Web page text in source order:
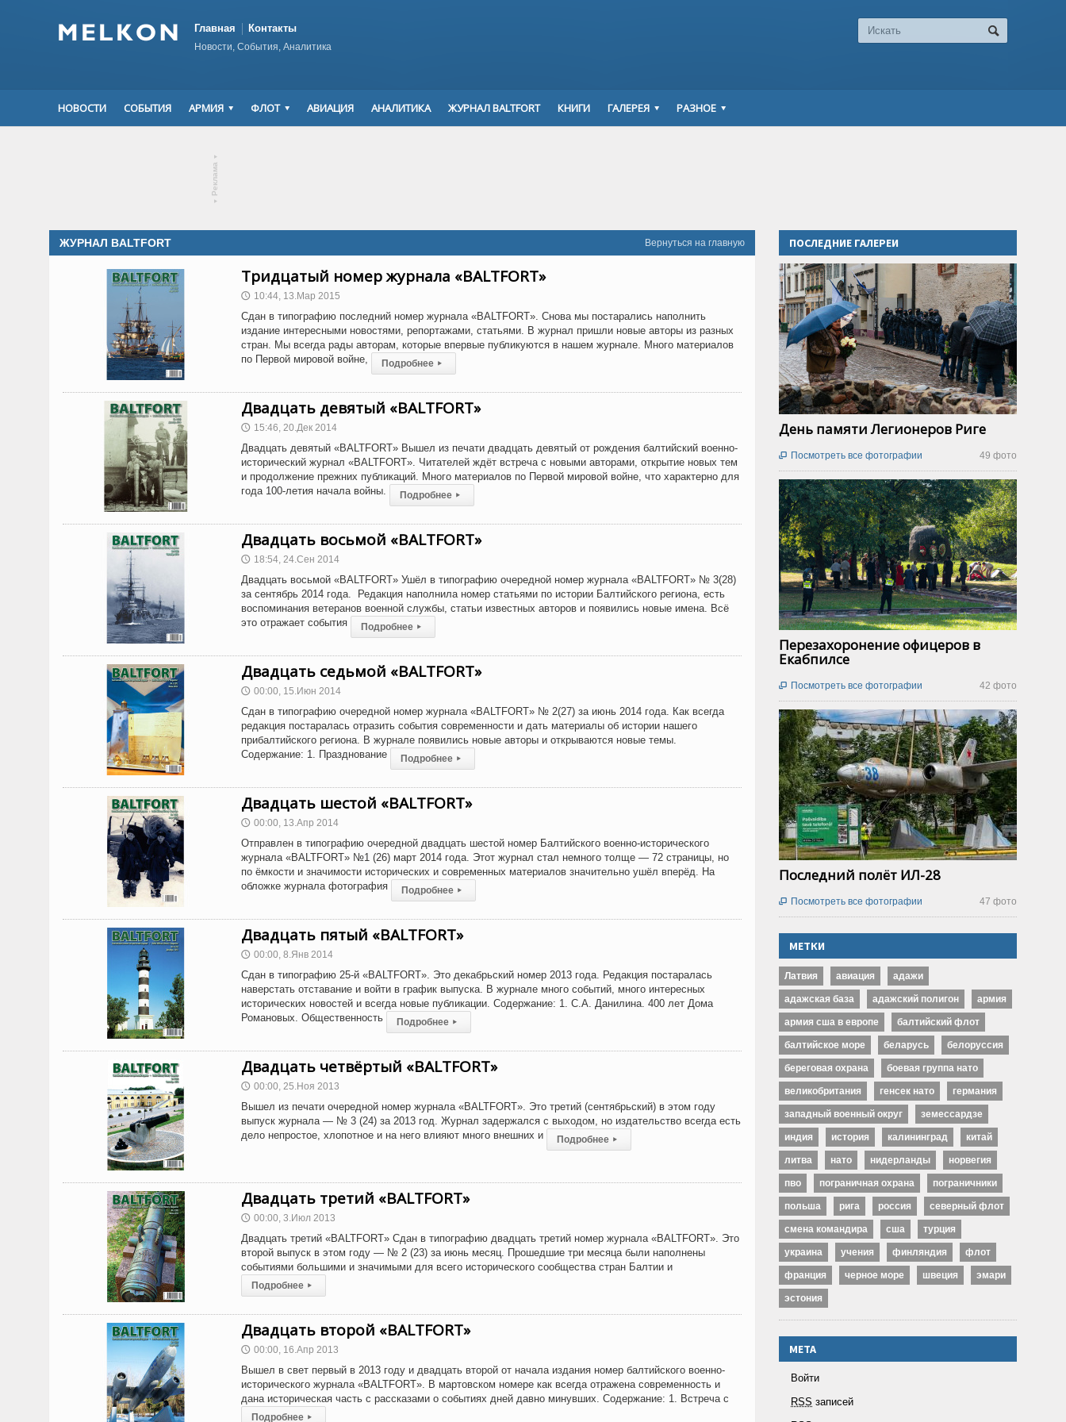
Главная Контакты
Новости, События, Аналитика
НОВОСТИ СОБЫТИЯ АРМИЯ ФЛОТ АВИАЦИЯ АНАЛИТИКА ЖУРНАЛ BALTFORT КНИГИ ГАЛЕРЕЯ РАЗНОЕ
▾
Реклама
▾
Вернуться на главную
ЖУРНАЛ BALTFORT
Тридцатый номер журнала «BALTFORT»
🕔 10:44, 13.Мар 2015
Сдан в типографию последний номер журнала «BALTFORT». Снова мы постарались наполнить
издание интересными новостями, репортажами, статьями. В журнал пришли новые авторы из разных
стран. Мы всегда рады авторам, которые впервые публикуются в нашем журнале. Много материалов
по Первой мировой войне,
Подробнее ▸
Двадцать девятый «BALTFORT»
🕔 15:46, 20.Дек 2014
Двадцать девятый «BALTFORT» Вышел из печати двадцать девятый от рождения балтийский военно-
исторический журнал «BALTFORT». Читателей ждёт встреча с новыми авторами, открытие новых тем
и продолжение прежних публикаций. Много материалов по Первой мировой войне, что характерно для
года 100-летия начала войны.
Подробнее ▸
Двадцать восьмой «BALTFORT»
🕔 18:54, 24.Сен 2014
Двадцать восьмой «BALTFORT» Ушёл в типографию очередной номер журнала «BALTFORT» № 3(28)
за сентябрь 2014 года. Редакция наполнила номер статьями по истории Балтийского региона, есть
воспоминания ветеранов военной службы, статьи известных авторов и появились новые имена. Всё
это отражает события
Подробнее ▸
Двадцать седьмой «BALTFORT»
🕔 00:00, 15.Июн 2014
Сдан в типографию очередной номер журнала «BALTFORT» № 2(27) за июнь 2014 года. Как всегда
редакция постаралась отразить события современности и дать материалы об истории нашего
прибалтийского региона. В журнале появились новые авторы и открываются новые темы.
Содержание: 1. Празднование
Подробнее ▸
Двадцать шестой «BALTFORT»
🕔 00:00, 13.Апр 2014
Отправлен в типографию очередной двадцать шестой номер Балтийского военно-исторического
журнала «BALTFORT» №1 (26) март 2014 года. Этот журнал стал немного толще — 72 страницы, но
по ёмкости и значимости исторических и современных материалов значительно ушёл вперёд. На
обложке журнала фотография
Подробнее ▸
Двадцать пятый «BALTFORT»
🕔 00:00, 8.Янв 2014
Сдан в типографию 25-й «BALTFORT». Это декабрьский номер 2013 года. Редакция постаралась
наверстать отставание и войти в график выпуска. В журнале много событий, много интересных
исторических новостей и всегда новые публикации. Содержание: 1. С.А. Данилина. 400 лет Дома
Романовых. Общественность
Подробнее ▸
Двадцать четвёртый «BALTFORT»
🕔 00:00, 25.Ноя 2013
Вышел из печати очередной номер журнала «BALTFORT». Это третий (сентябрьский) в этом году
выпуск журнала — № 3 (24) за 2013 год. Журнал задержался с выходом, но издательство всегда есть
дело непростое, хлопотное и на него влияют много внешних и
Подробнее ▸
Двадцать третий «BALTFORT»
🕔 00:00, 3.Июл 2013
Двадцать третий «BALTFORT» Сдан в типографию двадцать третий номер журнала «BALTFORT». Это
второй выпуск в этом году — № 2 (23) за июнь месяц. Прошедшие три месяца были наполнены
событиями большими и значимыми для всего исторического сообщества стран Балтии и
Подробнее ▸
Двадцать второй «BALTFORT»
🕔 00:00, 16.Апр 2013
Вышел в свет первый в 2013 году и двадцать второй от начала издания номер балтийского военно-
исторического журнала «BALTFORT». В мартовском номере как всегда отражена современность и
дана историческая часть с рассказами о событиях дней давно минувших. Содержание: 1. Встреча с
Подробнее ▸
ПОСЛЕДНИЕ ГАЛЕРЕИ
День памяти Легионеров Риге
49 фото
 Посмотреть все фотографии
Перезахоронение офицеров в
Екабпилсе
42 фото
 Посмотреть все фотографии
Последний полёт ИЛ-28
47 фото
 Посмотреть все фотографии
МЕТКИ
Латвия авиация адажи
адажская база адажский полигон армия
армия сша в европе балтийский флот
балтийское море беларусь белоруссия
береговая охрана боевая группа нато
великобритания генсек нато германия
западный военный округ земессардзе
индия история калининград китай
литва нато нидерланды норвегия
пво пограничная охрана пограничники
польша рига россия северный флот
смена командира сша турция
украина учения финляндия флот
франция черное море швеция эмари
эстония
МЕТА
Войти
RSS записей